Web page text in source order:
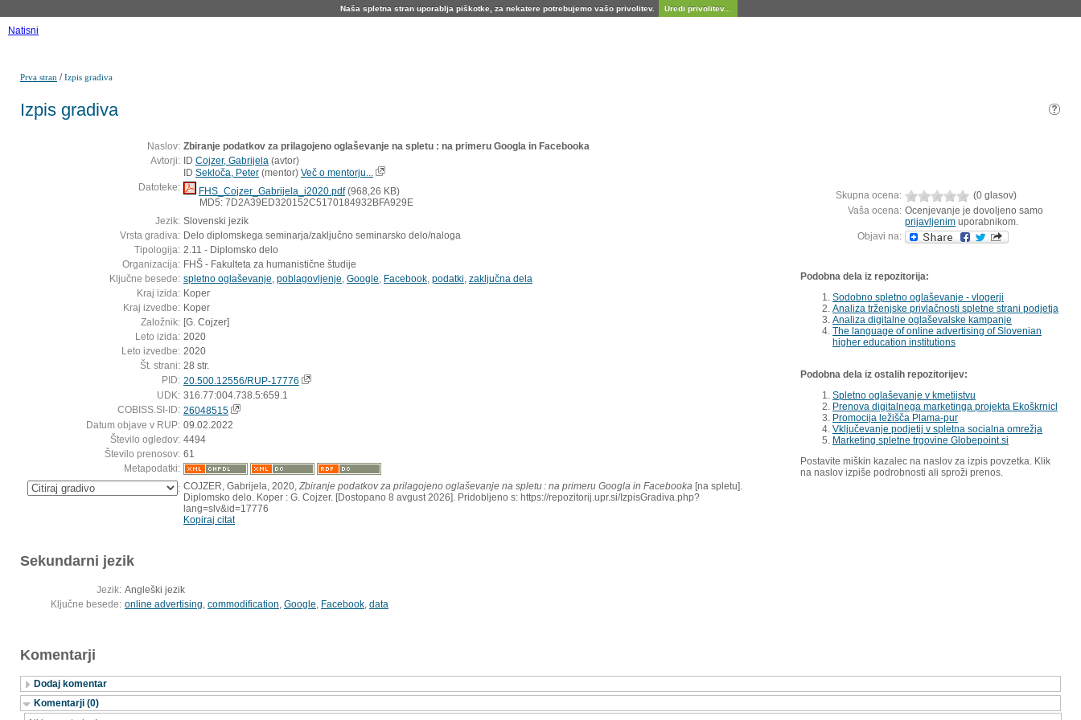
Naša spletna stran uporablja piškotke, za nekatere potrebujemo vašo privolitev. Uredi privolitev...
Natisni
Prva stran /Izpis gradiva
Izpis gradiva
Naslov: Zbiranje podatkov za prilagojeno oglaševanje na spletu : na primeru Googla in Facebooka
Avtorji: ID Cojzer, Gabrijela (avtor)
ID Sekloča, Peter (mentor) Več o mentorju...
Datoteke:
FHS_Cojzer_Gabrijela_i2020.pdf(968,26 KB)
MD5: 7D2A39ED320152C5170184932BFA929E
Jezik: Slovenski jezik
Vrsta gradiva: Delo diplomskega seminarja/zaključno seminarsko delo/naloga
Tipologija: 2.11 - Diplomsko delo
Organizacija: FHŠ - Fakulteta za humanistične študije
Ključne besede: spletno oglaševanje poblagovljenje Google Facebook podatki zaključna dela
Kraj izida: Koper
Kraj izvedbe: Koper
Založnik: [G. Cojzer]
Leto izida: 2020
Leto izvedbe: 2020
Št. strani: 28 str.
PID: 20.500.12556/RUP-17776
UDK: 316.77:004.738.5:659.1
COBISS.SI-ID: 26048515
Datum objave v RUP: 09.02.2022
Število ogledov: 4494
Število prenosov: 61
Metapodatki:
: COJZER, Gabrijela, 2020, Zbiranje podatkov za prilagojeno oglaševanje na spletu : na primeru Googla in Facebooka [na spletu].
Diplomsko delo. Koper : G. Cojzer. [Dostopano 8 avgust 2026]. Pridobljeno s: https://repozitorij.upr.si/IzpisGradiva.php?
lang=slv&id=17776
Kopiraj citat
Skupna ocena:
(0 glasov)
Vaša ocena: Ocenjevanje je dovoljeno samo
prijavljenim uporabnikom.
Objavi na:
Podobna dela iz repozitorija:
Sodobno spletno oglaševanje - vlogerji
Analiza trženjske privlačnosti spletne strani podjetja
Analiza digitalne oglaševalske kampanje
The language of online advertising of Slovenian
higher education institutions
Podobna dela iz ostalih repozitorijev:
Spletno oglaševanje v kmetijstvu
Prenova digitalnega marketinga projekta Ekoškrnicl
Promocija ležišča Plama-pur
Vključevanje podjetij v spletna socialna omrežja
Marketing spletne trgovine Globepoint.si
Postavite miškin kazalec na naslov za izpis povzetka. Klik
na naslov izpiše podrobnosti ali sproži prenos.
Sekundarni jezik
Jezik: Angleški jezik
Ključne besede: online advertising, commodification, Google, Facebook, data
Komentarji
Dodaj komentar
Komentarji (0)